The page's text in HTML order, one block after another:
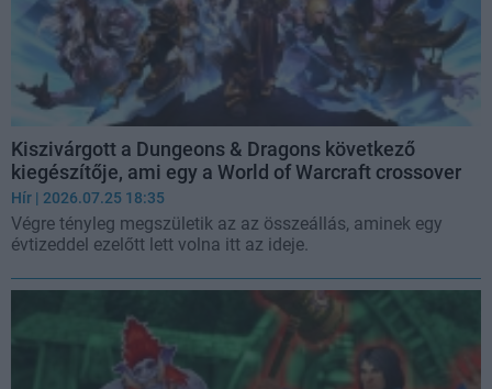
Kiszivárgott a Dungeons & Dragons következő
kiegészítője, ami egy a World of Warcraft crossover
Hír | 2026.07.25 18:35
Végre tényleg megszületik az az összeállás, aminek egy
évtizeddel ezelőtt lett volna itt az ideje.